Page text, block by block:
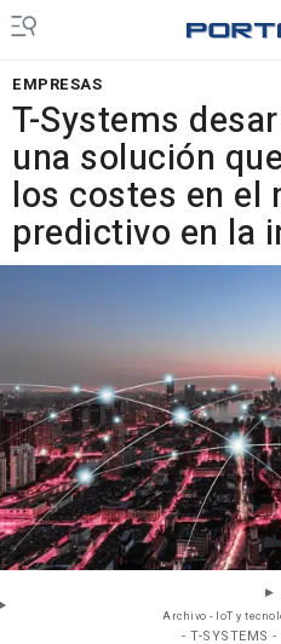
EMPRESAS
T-Systems
una solución
los costes en el
predictivo en la
Archivo - IoT y
- T-SYSTEMS -